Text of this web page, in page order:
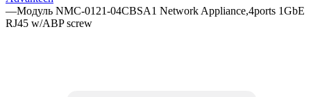
—Модуль NMC-0121-04CBSA1 Network Appliance,4ports 1GbE
RJ45 w/ABP screw